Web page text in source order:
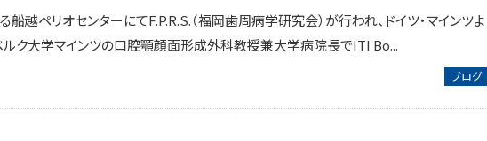
越ペリオセンターにてF.P.R.S.（福岡歯周病学研究会）が行われ、ドイツ・マインツよ
ルク大学マインツの口腔顎顔面形成外科教授兼大学病院長でITI Bo...
ブログ